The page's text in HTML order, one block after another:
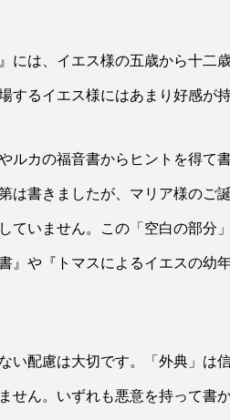
は、イエス様の五歳から十二
するイエス様にはあまり好感が持
ルカの福音書からヒントを得て
は書きましたが、マリア様のご
ていません。この「空白の部分
』や『トマスによるイエスの幼
い配慮は大切です。「外典」は
せん。いずれも悪意を持って書
いう種 年間第33主日
決し